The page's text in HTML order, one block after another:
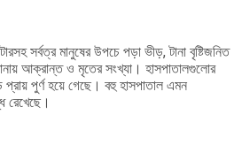
সর্বত্র মানুষের উপচে পড়া ভীড়, টানা বৃষ্টিজনিত
আক্রান্ত ও মৃতের সংখ্যা। হাসপাতালগুলোর
প্রায় পুর্ণ হয়ে গেছে। বহু হাসপাতাল এমন
রেখেছে।